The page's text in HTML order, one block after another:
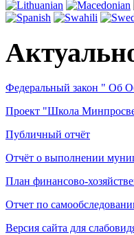
Федеральный закон " Об
Проект "Школа
Публичный отчёт
Отчёт о выполнении
План финансово-
Отчет по
Версия сайта для